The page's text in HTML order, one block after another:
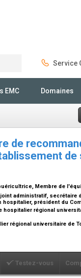
Service
EMC Domaines
de
de
Membre de
administratif, secrétaire
président du
régional
régional universitaire de
Testez-vous